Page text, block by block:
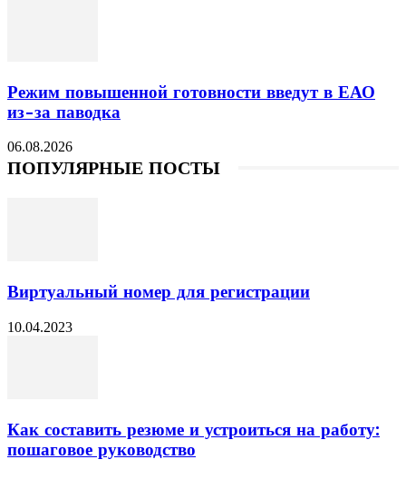
Режим повышенной готовности введут в ЕАО
из-за паводка
06.08.2026
ПОПУЛЯРНЫЕ ПОСТЫ
Виртуальный номер для регистрации
10.04.2023
Как составить резюме и устроиться на работу:
пошаговое руководство